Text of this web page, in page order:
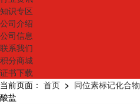
知识专区
公司介绍
公司信息
联系我们
积分商城
证书下载
当前页面： 首页 > 同位素标记化合物
酸盐